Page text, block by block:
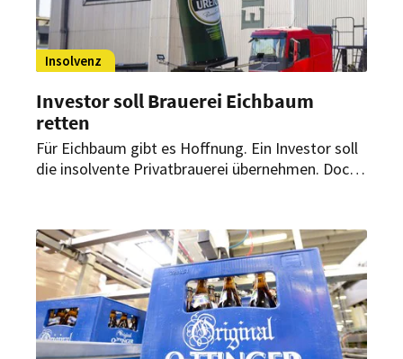
Insolvenz
Investor soll Brauerei Eichbaum
retten
Für Eichbaum gibt es Hoffnung. Ein Investor soll
die insolvente Privatbrauerei übernehmen. Doch